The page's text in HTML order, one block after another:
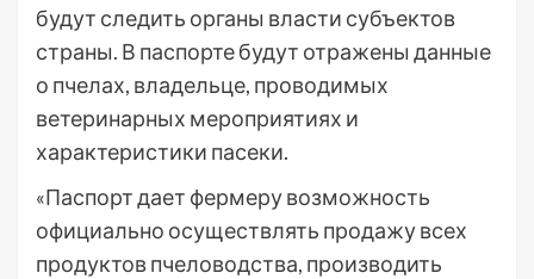
будут следить органы власти субъектов
страны. В паспорте будут отражены данные
о пчелах, владельце, проводимых
ветеринарных мероприятиях и
характеристики пасеки.
«Паспорт дает фермеру возможность
официально осуществлять продажу всех
продуктов пчеловодства, производить